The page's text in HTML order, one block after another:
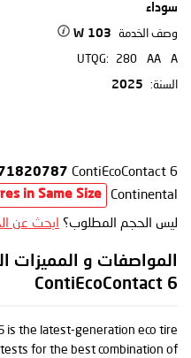
سوداء
وصف الخدمة 103 W
UTQG: 280 AA
A
السنة:
2025
ContiEcoContact 6
Continental
in Same Size
ليس الحجم المطلوب؟ ابحث عن
ContiEcoContact 6
is the latest-generation eco tire
for the best combination of